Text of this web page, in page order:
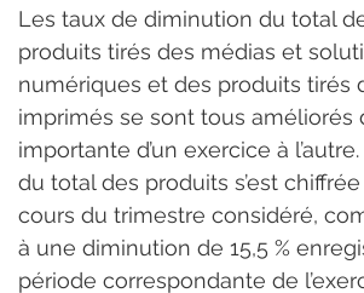
Les taux de diminution du total
produits tirés des médias et
numériques et des produits tirés
imprimés se sont tous améliorés
importante d’un exercice à
du total des produits s’est chiffrée
cours du trimestre considéré,
à une diminution de 15,5 %
période correspondante de